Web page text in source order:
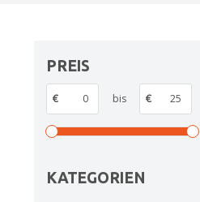
PREIS
€ bis €
KATEGORIEN